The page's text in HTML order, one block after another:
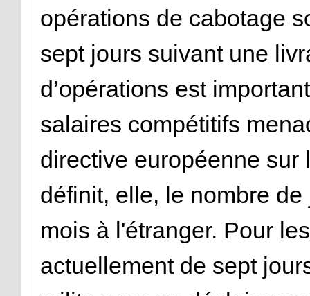
opérations de cabotage
sept jours suivant une
d’opérations est
salaires compétitifs
directive européenne
définit, elle, le nombre
mois à l'étranger. Pour
actuellement de sept